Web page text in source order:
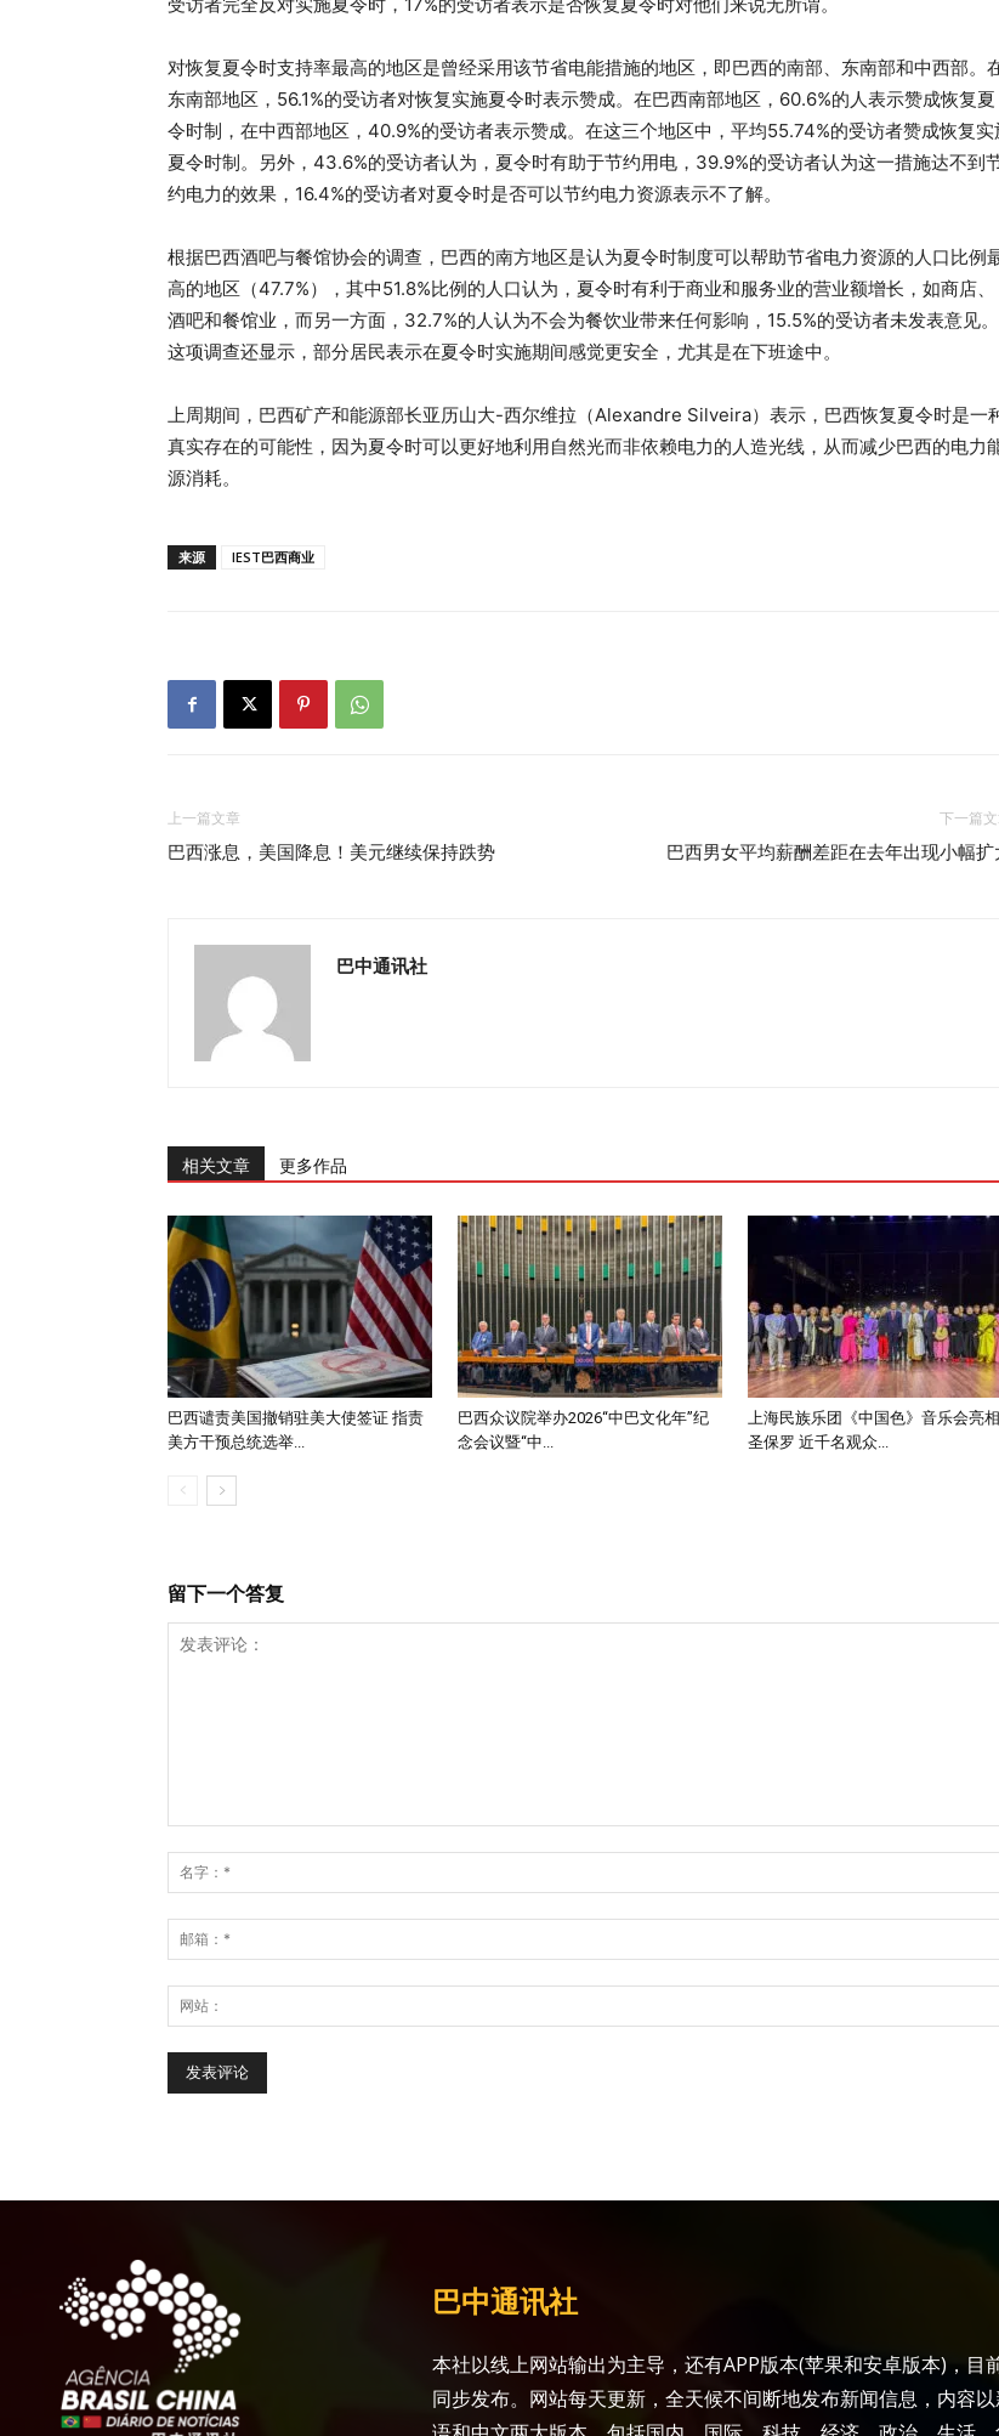
对恢复夏令时支持率最高的地区是曾经采用该节省电能措施的地区，即巴西的南部、东南部和中西部。
东南部地区，56.1%的受访者对恢复实施夏令时表示赞成。在巴西南部地区，60.6%的人表示赞成恢复夏
令时制，在中西部地区，40.9%的受访者表示赞成。在这三个地区中，平均55.74%的受访者赞成恢复实
夏令时制。另外，43.6%的受访者认为，夏令时有助于节约用电，39.9%的受访者认为这一措施达不到
约电力的效果，16.4%的受访者对夏令时是否可以节约电力资源表示不了解。
根据巴西酒吧与餐馆协会的调查，巴西的南方地区是认为夏令时制度可以帮助节省电力资源的人口比例
高的地区（47.7%），其中51.8%比例的人口认为，夏令时有利于商业和服务业的营业额增长，如商店、
酒吧和餐馆业，而另一方面，32.7%的人认为不会为餐饮业带来任何影响，15.5%的受访者未发表意见。
这项调查还显示，部分居民表示在夏令时实施期间感觉更安全，尤其是在下班途中。
上周期间，巴西矿产和能源部长亚历山大-西尔维拉（Alexandre Silveira）表示，巴西恢复夏令时是一
真实存在的可能性，因为夏令时可以更好地利用自然光而非依赖电力的人造光线，从而减少巴西的电力
源消耗。
来源 IEST巴西商业
上一篇文章
巴西涨息，美国降息！美元继续保持跌势
下一篇
巴西男女平均薪酬差距在去年出现小幅扩
巴中通讯社
相关文章 更多作品
巴西谴责美国撤销驻美大使签证 指责
美方干预总统选举...
巴西众议院举办2026“中巴文化年”纪
念会议暨“中...
上海民族乐团《中国色》音乐会亮相
圣保罗 近千名观众...
留下一个答复
巴中通讯社
本社以线上网站输出为主导，还有APP版本(苹果和安卓版本)，目
同步发布。网站每天更新，全天候不间断地发布新闻信息，内容